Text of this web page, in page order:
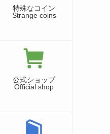
特殊なコイン
Strange coins
公式ショップ
Official shop